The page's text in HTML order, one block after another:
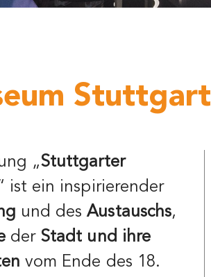
Stuttgart
„Stuttgarter
ist ein inspirierender
und desAustauschs,
der Stadt und ihre
vom Ende des 18.